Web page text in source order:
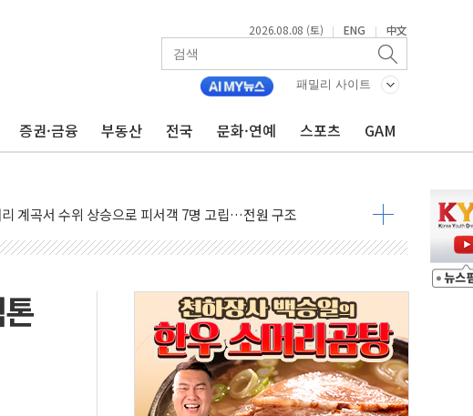
2026.08.08 (토) | ENG | 中文
패밀리 사이트
증권·금융 부동산 전국 문화·연예 스포츠 GAM
김민석에 '뻔뻔' 받아친 정청래…제주 연설서 신경전 고조
, ISA 개편 재검토 지시…與 "적극 환영"·野 "졸속 국정"
에 온열질환 사망 23명…정부, 비상대응기구 가동
아파트 부양, 수도 베이징도 부동산 규제 철폐
일 '별똥별 멍' 운영…페르세우스 유성우 관측
부 동해안 시간당 50mm 이상 폭우…호우경보 발효
운전면허 기능시험 오전 집중 편성…체감온도 38도 넘으면 중단
'ISA·주가누르기 방지법' 전면 재검토 지시
' 경북 울진 시간당 20~30mm 강한 비...가뭄 해소될 듯
위·열대야 지속…내륙 곳곳 소나기
산공원 주택 검토, 민주당 스스로 원칙 뒤집는 것"